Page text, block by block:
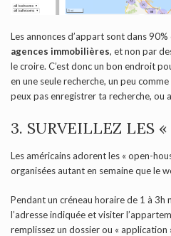
Les annonces d’appart sont dans
agences immobilières, et non par
le croire. C’est donc un bon endroit
en une seule recherche, un peu
peux pas enregistrer ta recherche, ou
3. SURVEILLEZ LES
Les américains adorent les « open-
organisées autant en semaine que le
Pendant un créneau horaire de 1 à 3h
l’adresse indiquée et visiter
remplissez un dossier ou « application